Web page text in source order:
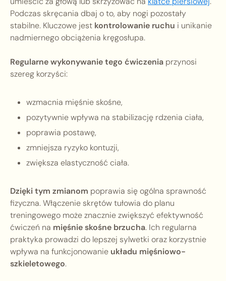
Podczas skręcania dbaj o to, aby nogi pozostały
stabilne. Kluczowe jest kontrolowanie ruchu i unikanie
nadmiernego obciążenia kręgosłupa.
Regularne wykonywanie tego ćwiczenia przynosi
szereg korzyści:
wzmacnia mięśnie skośne,
pozytywnie wpływa na stabilizację rdzenia ciała,
poprawia postawę,
zmniejsza ryzyko kontuzji,
zwiększa elastyczność ciała.
Dzięki tym zmianom poprawia się ogólna sprawność
fizyczna. Włączenie skrętów tułowia do planu
treningowego może znacznie zwiększyć efektywność
ćwiczeń na mięśnie skośne brzucha. Ich regularna
praktyka prowadzi do lepszej sylwetki oraz korzystnie
wpływa na funkcjonowanie układu mięśniowo-
szkieletowego.